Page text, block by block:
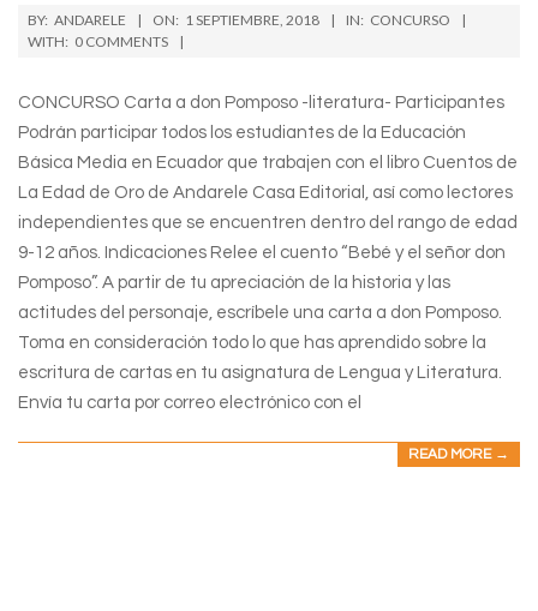
2018-
09-
BY: ANDARELE ON: 1 SEPTIEMBRE, 2018 IN: CONCURSO
WITH: 0 COMMENTS
CONCURSO Carta a don Pomposo -literatura- Participantes
Podrán participar todos los estudiantes de la Educación
Básica Media en Ecuador que trabajen con el libro Cuentos de
La Edad de Oro de Andarele Casa Editorial, así como lectores
independientes que se encuentren dentro del rango de edad
9-12 años. Indicaciones Relee el cuento “Bebé y el señor don
Pomposo”. A partir de tu apreciación de la historia y las
actitudes del personaje, escríbele una carta a don Pomposo.
Toma en consideración todo lo que has aprendido sobre la
escritura de cartas en tu asignatura de Lengua y Literatura.
Envía tu carta por correo electrónico con el
READ MORE →